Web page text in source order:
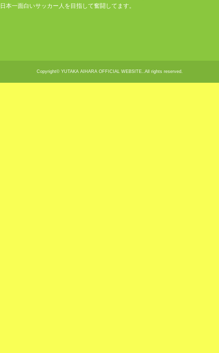
日本一面白いサッカー人を目指して奮闘してます。
Copyright© YUTAKA AIHARA OFFICIAL WEBSITE..All rights reserved.